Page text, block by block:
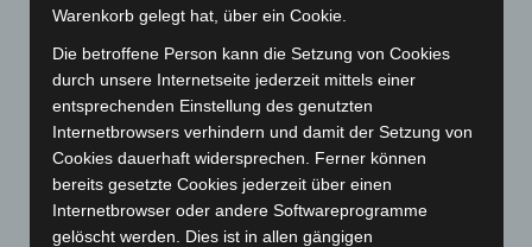
Februar 2024(103)
Januar 2024(111)
Dezember 2023(130)
November 2023(130)
Oktober 2023(114)
September 2023(133)
August 2023(134)
Warenkorb gelegt hat, über ein Cookie.
Die betroffene Person kann die Setzung von Cookies
durch unsere Internetseite jederzeit mittels einer
entsprechenden Einstellung des genutzten
Internetbrowsers verhindern und damit der Setzung von
Cookies dauerhaft widersprechen. Ferner können
bereits gesetzte Cookies jederzeit über einen
Internetbrowser oder andere Softwareprogramme
gelöscht werden. Dies ist in allen gängigen